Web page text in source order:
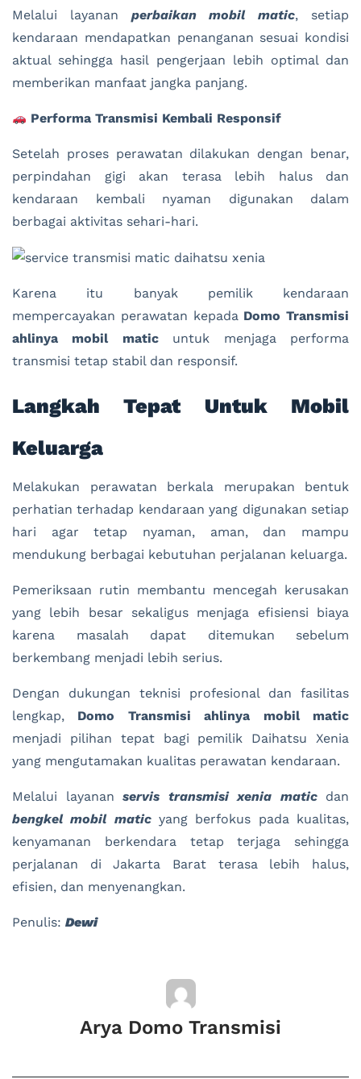
Melalui layanan perbaikan mobil matic, setiap
kendaraan mendapatkan penanganan sesuai kondisi
aktual sehingga hasil pengerjaan lebih optimal dan
memberikan manfaat jangka panjang.
Performa Transmisi Kembali Responsif
Setelah proses perawatan dilakukan dengan benar,
perpindahan gigi akan terasa lebih halus dan
kendaraan kembali nyaman digunakan dalam
berbagai aktivitas sehari-hari.
Karena itu banyak pemilik kendaraan
mempercayakan perawatan kepada Domo Transmisi
ahlinya mobil maticuntuk menjaga performa
transmisi tetap stabil dan responsif.
Langkah Tepat Untuk Mobil
Keluarga
Melakukan perawatan berkala merupakan bentuk
perhatian terhadap kendaraan yang digunakan setiap
hari agar tetap nyaman, aman, dan mampu
mendukung berbagai kebutuhan perjalanan keluarga.
Pemeriksaan rutin membantu mencegah kerusakan
yang lebih besar sekaligus menjaga efisiensi biaya
karena masalah dapat ditemukan sebelum
berkembang menjadi lebih serius.
Dengan dukungan teknisi profesional dan fasilitas
lengkap, Domo Transmisi
ahlinya mobil matic
menjadi pilihan tepat bagi pemilik Daihatsu Xenia
yang mengutamakan kualitas perawatan kendaraan.
Melalui layanan servis transmisi xenia maticdan
bengkel mobil maticyang berfokus pada kualitas,
kenyamanan berkendara tetap terjaga sehingga
perjalanan di Jakarta Barat terasa lebih halus,
efisien, dan menyenangkan.
Penulis: Dewi
Arya Domo Transmisi